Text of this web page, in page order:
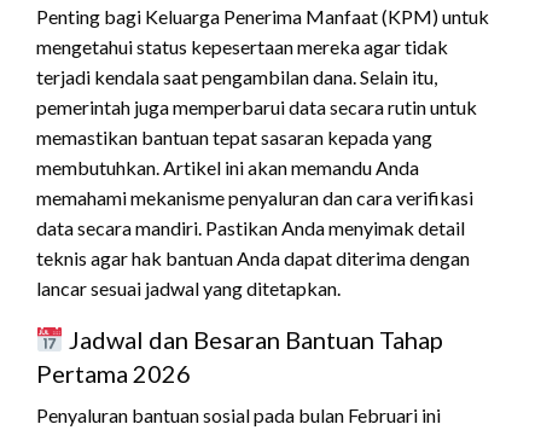
Penting bagi Keluarga Penerima Manfaat (KPM) untuk
mengetahui status kepesertaan mereka agar tidak
terjadi kendala saat pengambilan dana. Selain itu,
pemerintah juga memperbarui data secara rutin untuk
memastikan bantuan tepat sasaran kepada yang
membutuhkan. Artikel ini akan memandu Anda
memahami mekanisme penyaluran dan cara verifikasi
data secara mandiri. Pastikan Anda menyimak detail
teknis agar hak bantuan Anda dapat diterima dengan
lancar sesuai jadwal yang ditetapkan.
Jadwal dan Besaran Bantuan Tahap
Pertama 2026
Penyaluran bantuan sosial pada bulan Februari ini